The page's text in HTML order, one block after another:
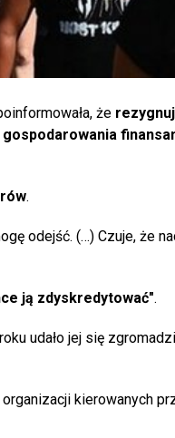
że
gospodarowania
.
odejść. (…) Czuje, że
ją zdyskredytować".
udało jej się
kierowanych